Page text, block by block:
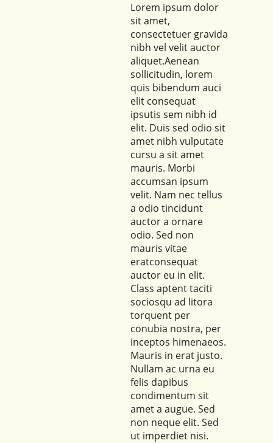
Lorem ipsum dolor
sit amet,
consectetuer gravida
nibh vel velit auctor
aliquet.Aenean
sollicitudin, lorem
quis bibendum auci
elit consequat
ipsutis sem nibh id
elit. Duis sed odio sit
amet nibh vulputate
cursu a sit amet
mauris. Morbi
accumsan ipsum
velit. Nam nec tellus
a odio tincidunt
auctor a ornare
odio. Sed non
mauris vitae
eratconsequat
auctor eu in elit.
Class aptent taciti
sociosqu ad litora
torquent per
conubia nostra, per
inceptos himenaeos.
Mauris in erat justo.
Nullam ac urna eu
felis dapibus
condimentum sit
amet a augue. Sed
non neque elit. Sed
ut imperdiet nisi.